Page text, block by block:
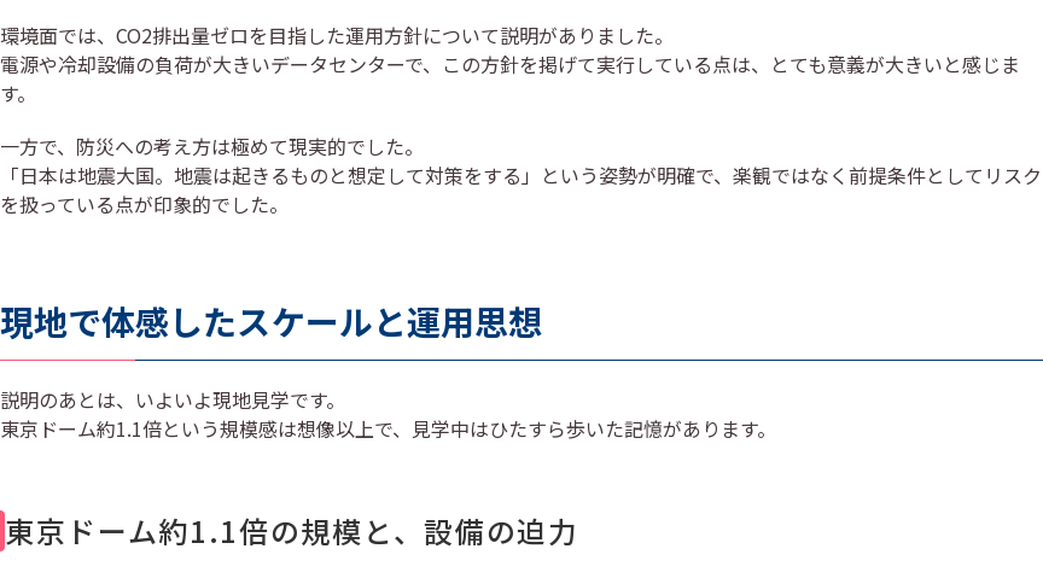
環境面では、CO2排出量ゼロを目指した運用方針について説明がありました。
電源や冷却設備の負荷が大きいデータセンターで、この方針を掲げて実行している点は、とても意義が大きいと感じま
す。
一方で、防災への考え方は極めて現実的でした。
「日本は地震大国。地震は起きるものと想定して対策をする」という姿勢が明確で、楽観ではなく前提条件としてリスク
を扱っている点が印象的でした。
現地で体感したスケールと運用思想
説明のあとは、いよいよ現地見学です。
東京ドーム約1.1倍という規模感は想像以上で、見学中はひたすら歩いた記憶があります。
東京ドーム約1.1倍の規模と、設備の迫力